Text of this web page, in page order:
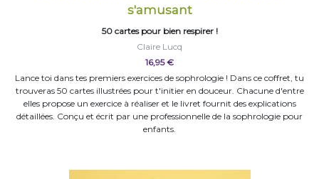
s'amusant
50 cartes pour bien respirer !
Claire Lucq
16,95 €
Lance toi dans tes premiers exercices de sophrologie ! Dans ce coffret, tu
trouveras 50 cartes illustrées pour t'initier en douceur. Chacune d'entre
elles propose un exercice à réaliser et le livret fournit des explications
détaillées. Conçu et écrit par une professionnelle de la sophrologie pour
enfants.